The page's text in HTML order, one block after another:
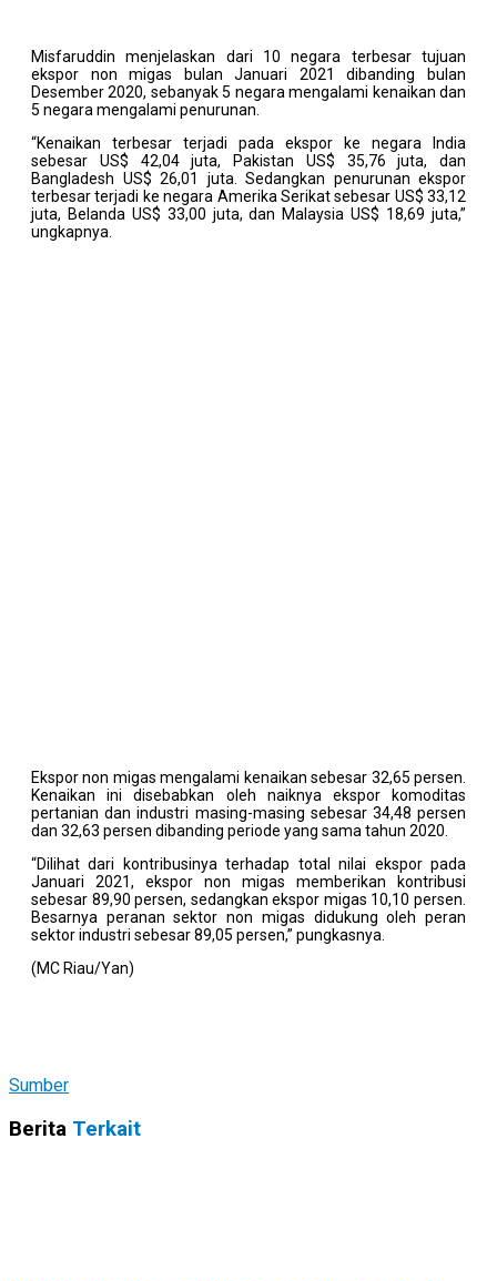
Misfaruddin menjelaskan dari 10 negara terbesar tujuan
ekspor non migas bulan Januari 2021 dibanding bulan
Desember 2020, sebanyak 5 negara mengalami kenaikan dan
5 negara mengalami penurunan.
“Kenaikan terbesar terjadi pada ekspor ke negara India
sebesar US$ 42,04 juta, Pakistan US$ 35,76 juta, dan
Bangladesh US$ 26,01 juta. Sedangkan penurunan ekspor
terbesar terjadi ke negara Amerika Serikat sebesar US$ 33,12
juta, Belanda US$ 33,00 juta, dan Malaysia US$ 18,69 juta,”
ungkapnya.
Ekspor non migas mengalami kenaikan sebesar 32,65 persen.
Kenaikan ini disebabkan oleh naiknya ekspor komoditas
pertanian dan industri masing-masing sebesar 34,48 persen
dan 32,63 persen dibanding periode yang sama tahun 2020.
“Dilihat dari kontribusinya terhadap total nilai ekspor pada
Januari 2021, ekspor non migas memberikan kontribusi
sebesar 89,90 persen, sedangkan ekspor migas 10,10 persen.
Besarnya peranan sektor non migas didukung oleh peran
sektor industri sebesar 89,05 persen,” pungkasnya.
(MC Riau/Yan)
Sumber
Berita Terkait